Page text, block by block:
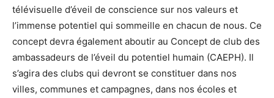
télévisuelle d’éveil de conscience sur nos valeurs et
l’immense potentiel qui sommeille en chacun de nous. Ce
concept devra également aboutir au Concept de club des
ambassadeurs de l’éveil du potentiel humain (CAEPH). Il
s’agira des clubs qui devront se constituer dans nos
villes, communes et campagnes, dans nos écoles et